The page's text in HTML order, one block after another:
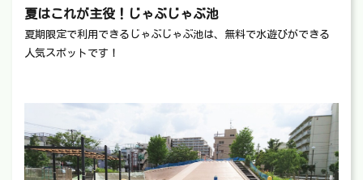
夏はこれが主役！じゃぶじゃぶ池
夏期限定で利用できるじゃぶじゃぶ池は、無料で水遊びができる
人気スポットです！